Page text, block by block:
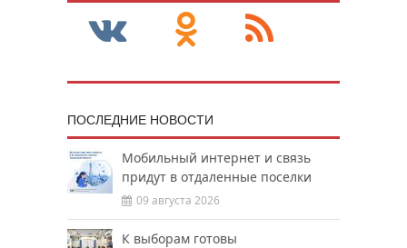
ПОСЛЕДНИЕ НОВОСТИ
Мобильный интернет и связь
придут в отдаленные поселки
09 августа 2026
К выборам готовы